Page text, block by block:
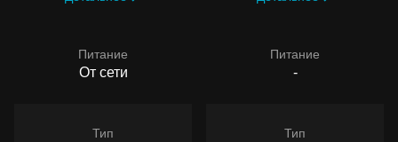
Питание
От сети
Тип
Питание
-
Тип